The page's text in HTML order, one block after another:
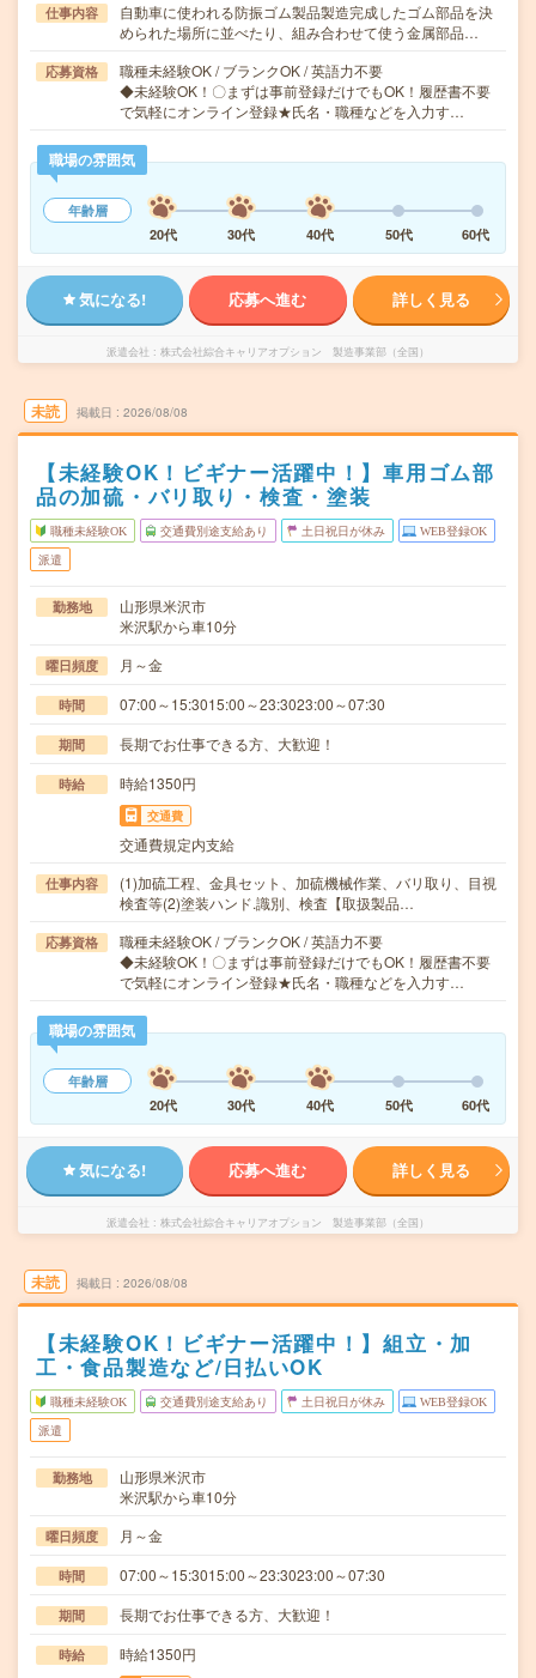
仕事内容
自動車に使われる防振ゴム製品製造完成したゴム部品を決
められた場所に並べたり、組み合わせて使う金属部品…
応募資格
職種未経験OK / ブランクOK / 英語力不要
◆未経験OK！〇まずは事前登録だけでもOK！履歴書不要
で気軽にオンライン登録★氏名・職種などを入力す…
職場の雰囲気
年齢層
20代
30代 40代 50代 60代
気になる! 応募へ進む 詳しく見る
派遣会社 株式会社綜合キャリアオプション 製造事業部（全国）
未読 掲載日 2026/08/08
【未経験OK！ビギナー活躍中！】車用ゴム部
品の加硫・バリ取り・検査・塗装
職種未経験OK 交通費別途支給あり 土日祝日が休み WEB登録OK
派遣
勤務地
山形県米沢市
米沢駅から車10分
曜日頻度 月～金
時間 07:00～15:3015:00～23:3023:00～07:30
期間 長期でお仕事できる方、大歓迎！
時給 時給1350円
交通費
交通費規定内支給
仕事内容
(1)加硫工程、金具セット、加硫機械作業、バリ取り、目視
検査等(2)塗装ハンド.識別、検査【取扱製品…
応募資格
職種未経験OK / ブランクOK / 英語力不要
◆未経験OK！〇まずは事前登録だけでもOK！履歴書不要
で気軽にオンライン登録★氏名・職種などを入力す…
職場の雰囲気
年齢層
20代
30代 40代 50代 60代
気になる! 応募へ進む 詳しく見る
派遣会社 株式会社綜合キャリアオプション 製造事業部（全国）
未読 掲載日 2026/08/08
【未経験OK！ビギナー活躍中！】組立・加
工・食品製造など/日払いOK
職種未経験OK 交通費別途支給あり 土日祝日が休み WEB登録OK
派遣
勤務地
山形県米沢市
米沢駅から車10分
曜日頻度 月～金
時間 07:00～15:3015:00～23:3023:00～07:30
期間 長期でお仕事できる方、大歓迎！
時給 時給1350円